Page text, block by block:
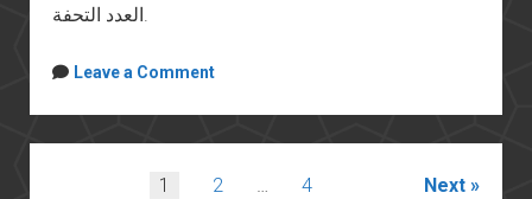
العدد التحفة.
Leave a Comment
1 2 … 4 Next